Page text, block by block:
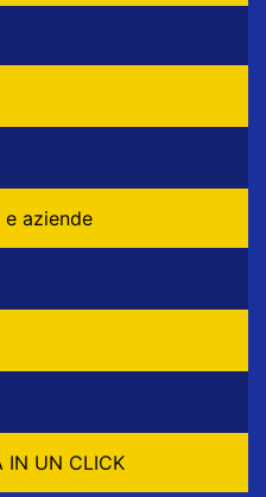
aziende
IN UN CLICK